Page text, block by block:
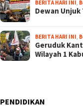
BERITA HARI INI
Dewan Unjuk
BERITA HARI INI
Geruduk
Wilayah 1
PENDIDIKAN